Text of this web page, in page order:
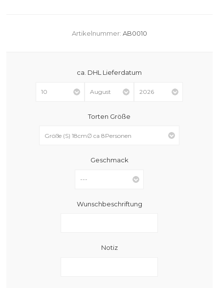
Artikelnummer: AB0010
ca. DHL Lieferdatum
Torten Größe
Geschmack
Wunschbeschriftung
Notiz